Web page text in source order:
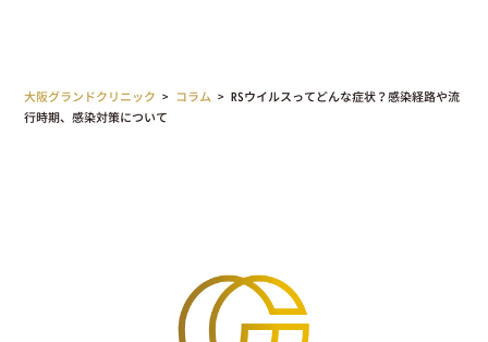
大阪グランドクリニック > コラム >RSウイルスってどんな症状？感染経路や流
行時期、感染対策について